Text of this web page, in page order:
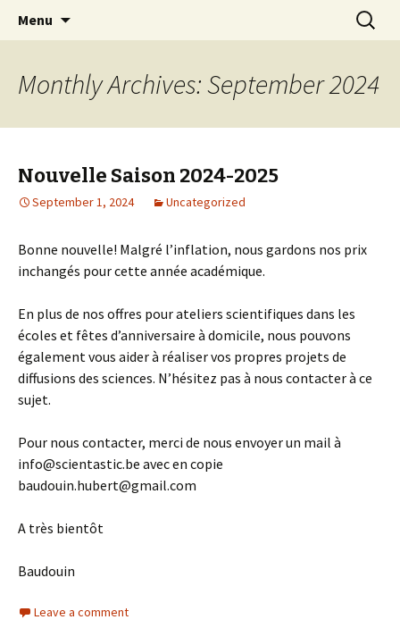
Scientastic Chez Vous
Découvrir, observer, expérimenter, c'est
fantastique!
Menu
Search
for:
Monthly Archives: September 2024
Nouvelle Saison 2024-2025
September 1, 2024 Uncategorized
Bonne nouvelle! Malgré l’inflation, nous gardons nos prix
inchangés pour cette année académique.
En plus de nos offres pour ateliers scientifiques dans les
écoles et fêtes d’anniversaire à domicile, nous pouvons
également vous aider à réaliser vos propres projets de
diffusions des sciences. N’hésitez pas à nous contacter à ce
sujet.
Pour nous contacter, merci de nous envoyer un mail à
info@scientastic.be avec en copie
baudouin.hubert@gmail.com
A très bientôt
Baudouin
Leave a comment